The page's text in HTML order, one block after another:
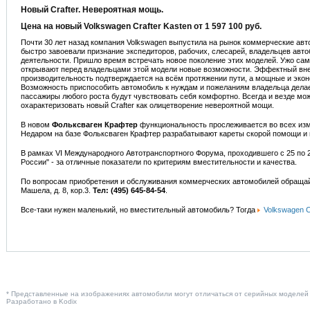
Новый Crafter. Невероятная мощь.
Цена на новый Volkswagen Crafter Kasten от 1 597 100 руб.
Почти 30 лет назад компания Volkswagen выпустила на рынок коммерческие
быстро завоевали признание экспедиторов, рабочих, слесарей, владельцев
деятельности. Пришло время встречать новое поколение этих моделей. Ужо
открывают перед владельцами этой модели новые возможности. Эффектный
производительность подтверждается на всём протяжении пути, а мощные и
Возможность приспособить автомобиль к нуждам и пожеланиям владельца
пассажиры любого роста будут чувствовать себя комфортно. Всегда и везде
охарактеризовать новый Crafter как олицетворение невероятной мощи.
В новом Фольксваген Крафтер функциональность прослеживается во всех
Недаром на базе Фольксваген Крафтер разрабатывают кареты скорой помощи
В рамках VI Международного Автотранспортного Форума, проходившего с 25
России" - за отличные показатели по критериям вместительности и качества.
По вопросам приобретения и обслуживания коммерческих автомобилей
Машела, д. 8, кор.3. Тел: (495) 645-84-54
Все-таки нужен маленький, но вместительный автомобиль? Тогда Volkswagen
* Представленные на изображениях автомобили могут отличаться от серийных моделей
Разработано в Kodix